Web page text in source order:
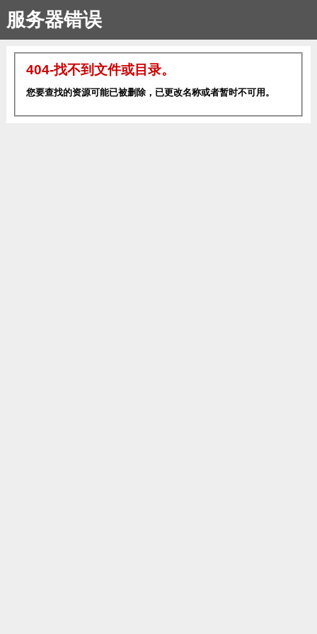
服务器错误
404-找不到文件或目录。
您要查找的资源可能已被删除，已更改名称或者暂时不可用。